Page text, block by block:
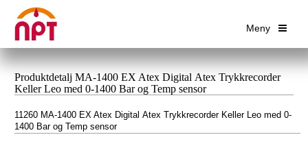
Meny
Produktdetalj MA-1400 EX Atex Digital Atex Trykkrecorder
Keller Leo med 0-1400 Bar og Temp sensor
11260 MA-1400 EX Atex Digital Atex Trykkrecorder Keller Leo med 0-
1400 Bar og Temp sensor